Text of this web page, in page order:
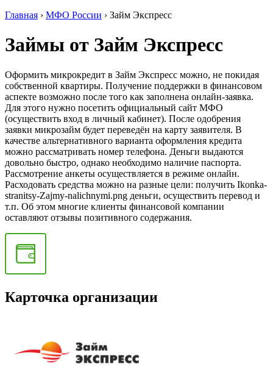
Главная › МФО России › Займ Экспресс
Займы от Займ Экспресс
Оформить микрокредит в Займ Экспресс можно, не покидая
собственной квартиры. Получение поддержки в финансовом
аспекте возможно после того как заполнена онлайн-заявка.
Для этого нужно посетить официальный сайт МФО
(осуществить вход в личный кабинет). После одобрения
заявки микрозайм будет переведён на карту заявителя. В
качестве альтернативного варианта оформления кредита
можно рассматривать номер телефона. Деньги выдаются
довольно быстро, однако необходимо наличие паспорта.
Рассмотрение анкеты осуществляется в режиме онлайн.
Расходовать средства можно на разные цели: получить Ikonka-
stranitsy-Zajmy-nalichnymi.png деньги, осуществить перевод и
т.п. Об этом многие клиенты финансовой компании
оставляют отзывы позитивного содержания.
Карточка организации